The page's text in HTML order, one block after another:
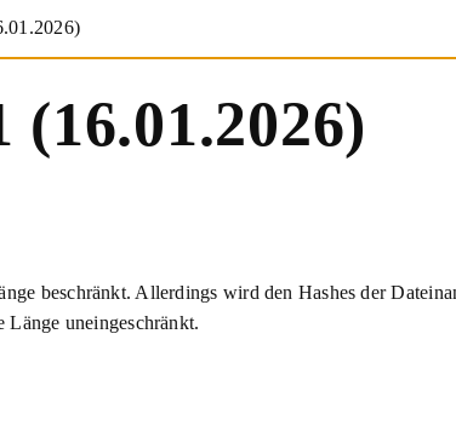
(16.01.2026)
beschränkt. Allerdings wird den Hashes der
uneingeschränkt.